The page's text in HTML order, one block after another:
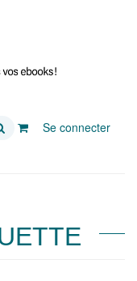
Se connecter